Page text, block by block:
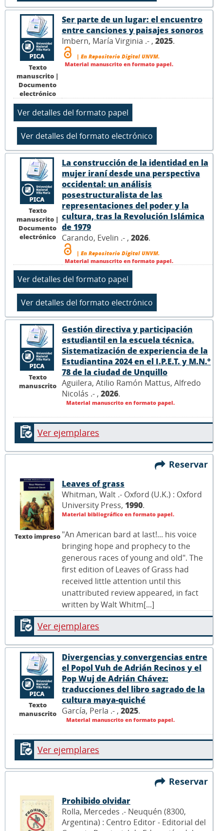
Texto
manuscrito |
Documento
electrónico
Ser parte de un lugar: el encuentro
entre canciones y paisajes sonoros
Imbern, María Virginia .- , 2025.
| En Repositorio Digital UNVM.
Material manuscrito en formato papel.
Texto
manuscrito |
Documento
electrónico
La construcción de la identidad en la
mujer iraní desde una perspectiva
occidental: un análisis
posestructuralista de las
representaciones del poder y la
cultura, tras la Revolución Islámica
de 1979
Carando, Evelin .- , 2026.
| En Repositorio Digital UNVM.
Material manuscrito en formato papel.
Texto
manuscrito
Gestión directiva y participación
estudiantil en la escuela técnica.
Sistematización de experiencia de la
Estudiantina 2024 en el I.P.E.T. y M.N.°
78 de la ciudad de Unquillo
Aguilera, Atilio Ramón Mattus, Alfredo
Nicolás .- , 2026.
Material manuscrito en formato papel.
Ver ejemplares
Reservar
Texto impreso
Leaves of grass
Whitman, Walt .- Oxford (U.K.) : Oxford
University Press, 1990.
Material bibliográfico en formato papel.
"An American bard at last!... his voice
bringing hope and prophecy to the
generous races of young and old". The
first edition of Leaves of Grass had
received little attention until this
unattributed review appeared, in fact
written by Walt Whitm[...]
Ver ejemplares
Texto
manuscrito
Divergencias y convergencias entre
el Popol Vuh de Adrián Recinos y el
Pop Wuj de Adrián Chávez:
traducciones del libro sagrado de la
cultura maya-quiché
García, Perla .- , 2025.
Material manuscrito en formato papel.
Ver ejemplares
Reservar
Prohibido olvidar
Rolla, Mercedes .- Neuquén (8300,
Argentina) : Centro Editor - Editorial del